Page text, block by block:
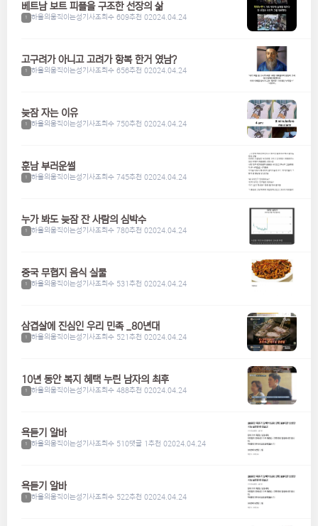
베트남 보트 피플을 구조한 선장의 삶
1 하울의움직이는성기사조회수 609추천 02024.04.24
고구려가 아니고 고려가 항복 한거 였남?
1 하울의움직이는성기사조회수 656추천 02024.04.24
늦잠 자는 이유
1 하울의움직이는성기사조회수 750추천 02024.04.24
훈남 부러운썰
1 하울의움직이는성기사조회수 745추천 02024.04.24
누가 봐도 늦잠 잔 사람의 심박수
1 하울의움직이는성기사조회수 780추천 02024.04.24
중국 무협지 음식 실물
1 하울의움직이는성기사조회수 531추천 02024.04.24
삼겹살에 진심인 우리 민족 _80년대
1 하울의움직이는성기사조회수 521추천 02024.04.24
10년 동안 복지 혜택 누린 남자의 최후
1 하울의움직이는성기사조회수 488추천 02024.04.24
욕듣기 알바
1 하울의움직이는성기사조회수 510댓글 1추천 02024.04.24
욕듣기 알바
1 하울의움직이는성기사조회수 522추천 02024.04.24